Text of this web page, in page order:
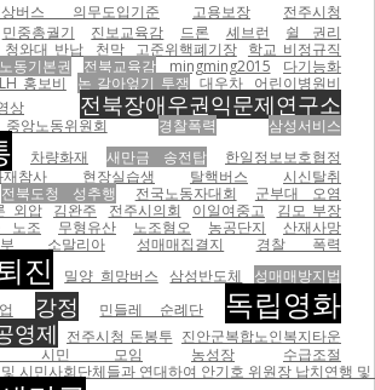
상버스 의무도입기준 고용보장 전주시청
민중총궐기 진보교육감 드론 셰브런
쉴 권리
청와대 반납 천막 고준위핵폐기장
학교 비정규직
노동기본권 전북교육감 mingming2015
다기능화
LH 홍보비 논 갈아엎기 투쟁 대우차 어린이병원비
상 전북장애우권익문제연구소
중앙노동위원회 경찰폭력 삼성서비스
차량화재 새만금 송전탑
한일정보보호협정
참사
현장실습생 탈핵버스
시신탈취
전북도청 성추행 전국노동자대회
군부대 오염
외압 김완주 전주시의회 이일여중고
김모 부장
노조 무형유산 노조혐오 농공단지
산재사망
소말리아 성매매집결지 경찰 폭력
진 밀양 희망버스 삼성반도체
성매매방지법
강정 민들레 순례단 독립영화
영제 전주시청 돈봉투 진안군복합노인복지타운
시민 모임
농성장
수급조절
시민사회단체들과 연대하여 안기호 위원장 납치연행